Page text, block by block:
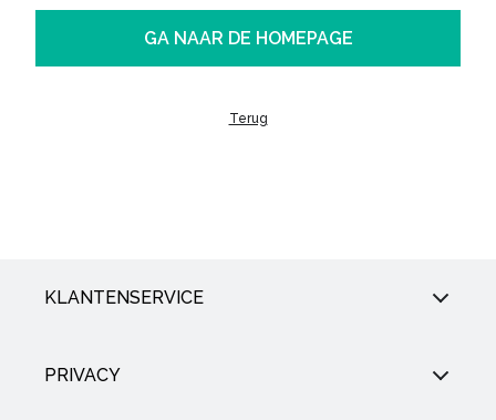
GA NAAR DE HOMEPAGE
Terug
KLANTENSERVICE
PRIVACY